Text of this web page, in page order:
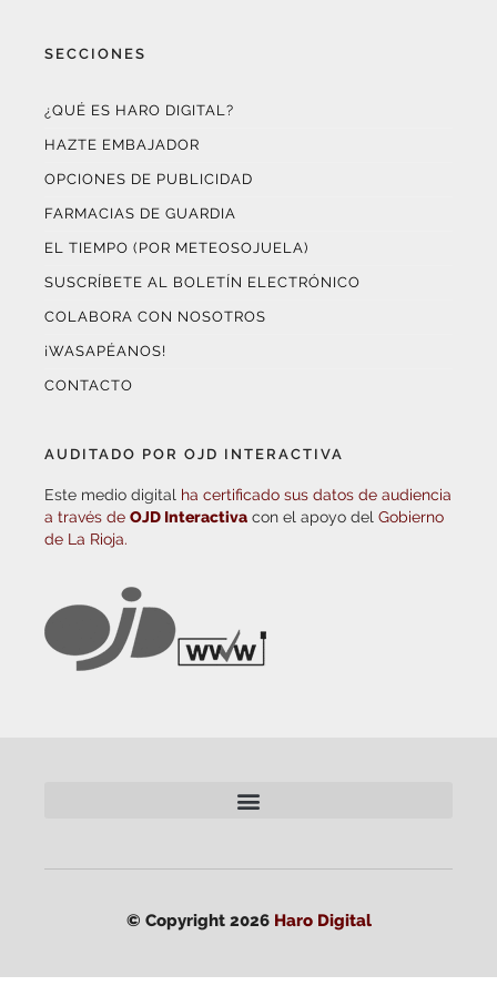
SECCIONES
¿QUÉ ES HARO DIGITAL?
HAZTE EMBAJADOR
OPCIONES DE PUBLICIDAD
FARMACIAS DE GUARDIA
EL TIEMPO (POR METEOSOJUELA)
SUSCRÍBETE AL BOLETÍN ELECTRÓNICO
COLABORA CON NOSOTROS
¡WASAPÉANOS!
CONTACTO
AUDITADO POR OJD INTERACTIVA
Este medio digital ha certificado sus datos de audiencia
a través de OJD Interactiva con el apoyo del Gobierno
de La Rioja.
© Copyright 2026 Haro Digital